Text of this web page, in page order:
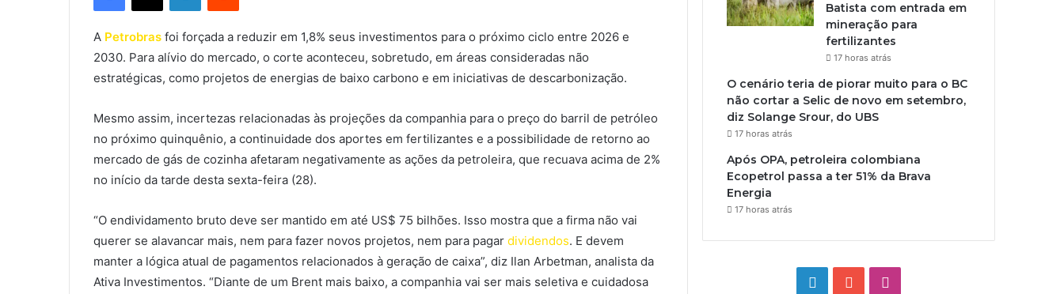
A Petrobras foi forçada a reduzir em 1,8% seus investimentos para o próximo ciclo entre 2026 e
2030. Para alívio do mercado, o corte aconteceu, sobretudo, em áreas consideradas não
estratégicas, como projetos de energias de baixo carbono e em iniciativas de descarbonização.
Mesmo assim, incertezas relacionadas às projeções da companhia para o preço do barril de petróleo
no próximo quinquênio, a continuidade dos aportes em fertilizantes e a possibilidade de retorno ao
mercado de gás de cozinha afetaram negativamente as ações da petroleira, que recuava acima de 2%
no início da tarde desta sexta-feira (28).
“O endividamento bruto deve ser mantido em até US$ 75 bilhões. Isso mostra que a firma não vai
querer se alavancar mais, nem para fazer novos projetos, nem para pagar dividendos. E devem
manter a lógica atual de pagamentos relacionados à geração de caixa”, diz Ilan Arbetman, analista da
Ativa Investimentos. “Diante de um Brent mais baixo, a companhia vai ser mais seletiva e cuidadosa
Batista com entrada em
mineração para
fertilizantes
17 horas atrás
O cenário teria de piorar muito para o BC
não cortar a Selic de novo em setembro,
diz Solange Srour, do UBS
17 horas atrás
Após OPA, petroleira colombiana
Ecopetrol passa a ter 51% da Brava
Energia
17 horas atrás
LinkedinYouTube